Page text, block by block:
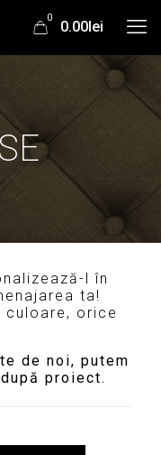
0
0.00lei
l în
ta!
culoare, orice
de noi, putem
proiect.